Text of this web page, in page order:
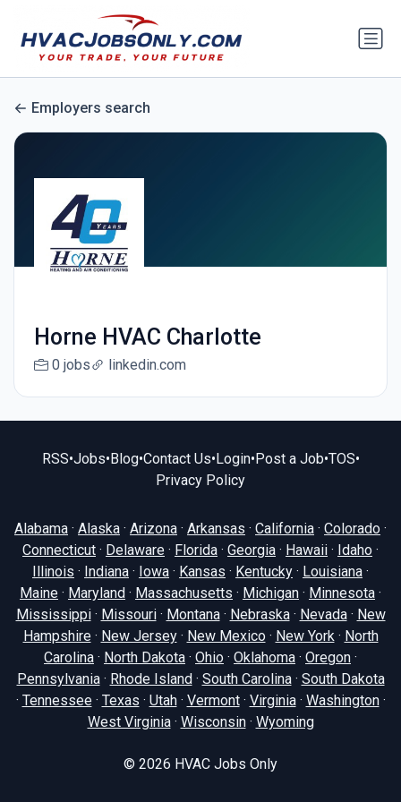
Employers search
Horne HVAC Charlotte
0 jobs linkedin.com
RSS•Jobs•Blog•Contact Us•Login•Post a Job•TOS•
Privacy Policy
Alabama · Alaska · Arizona · Arkansas · California · Colorado ·
Connecticut · Delaware · Florida · Georgia · Hawaii · Idaho ·
Illinois · Indiana · Iowa · Kansas · Kentucky · Louisiana ·
Maine · Maryland · Massachusetts · Michigan · Minnesota ·
Mississippi· Missouri· Montana· Nebraska· Nevada· New
Hampshire· New Jersey· New Mexico· New York· North
Carolina · North Dakota · Ohio · Oklahoma · Oregon ·
Pennsylvania· Rhode Island · South Carolina· South Dakota
· Tennessee· Texas · Utah· Vermont· Virginia· Washington·
West Virginia· Wisconsin· Wyoming
© 2026 HVAC Jobs Only